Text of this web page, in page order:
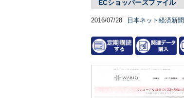
ECショッパーズファイル
2016/07/28 日本ネット経済新聞